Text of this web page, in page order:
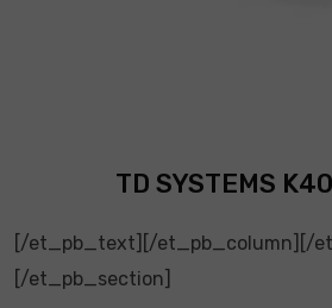
TD SYSTEMS
[/et_pb_text][/et_pb_column][/
[/et_pb_section]